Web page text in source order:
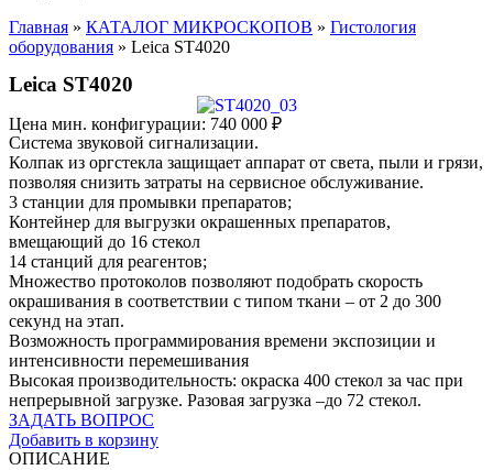
Главная » КАТАЛОГ МИКРОСКОПОВ » Гистология
оборудования » Leica ST4020
Leica ST4020
Цена мин. конфигурации: 740 000 ₽
Система звуковой сигнализации.
Колпак из оргстекла защищает аппарат от света, пыли и грязи,
позволяя снизить затраты на сервисное обслуживание.
3 станции для промывки препаратов;
Контейнер для выгрузки окрашенных препаратов,
вмещающий до 16 стекол
14 станций для реагентов;
Множество протоколов позволяют подобрать скорость
окрашивания в соответствии с типом ткани – от 2 до 300
секунд на этап.
Возможность программирования времени экспозиции и
интенсивности перемешивания
Высокая производительность: окраска 400 стекол за час при
непрерывной загрузке. Разовая загрузка –до 72 стекол.
ЗАДАТЬ ВОПРОС
Добавить в корзину
ОПИСАНИЕ